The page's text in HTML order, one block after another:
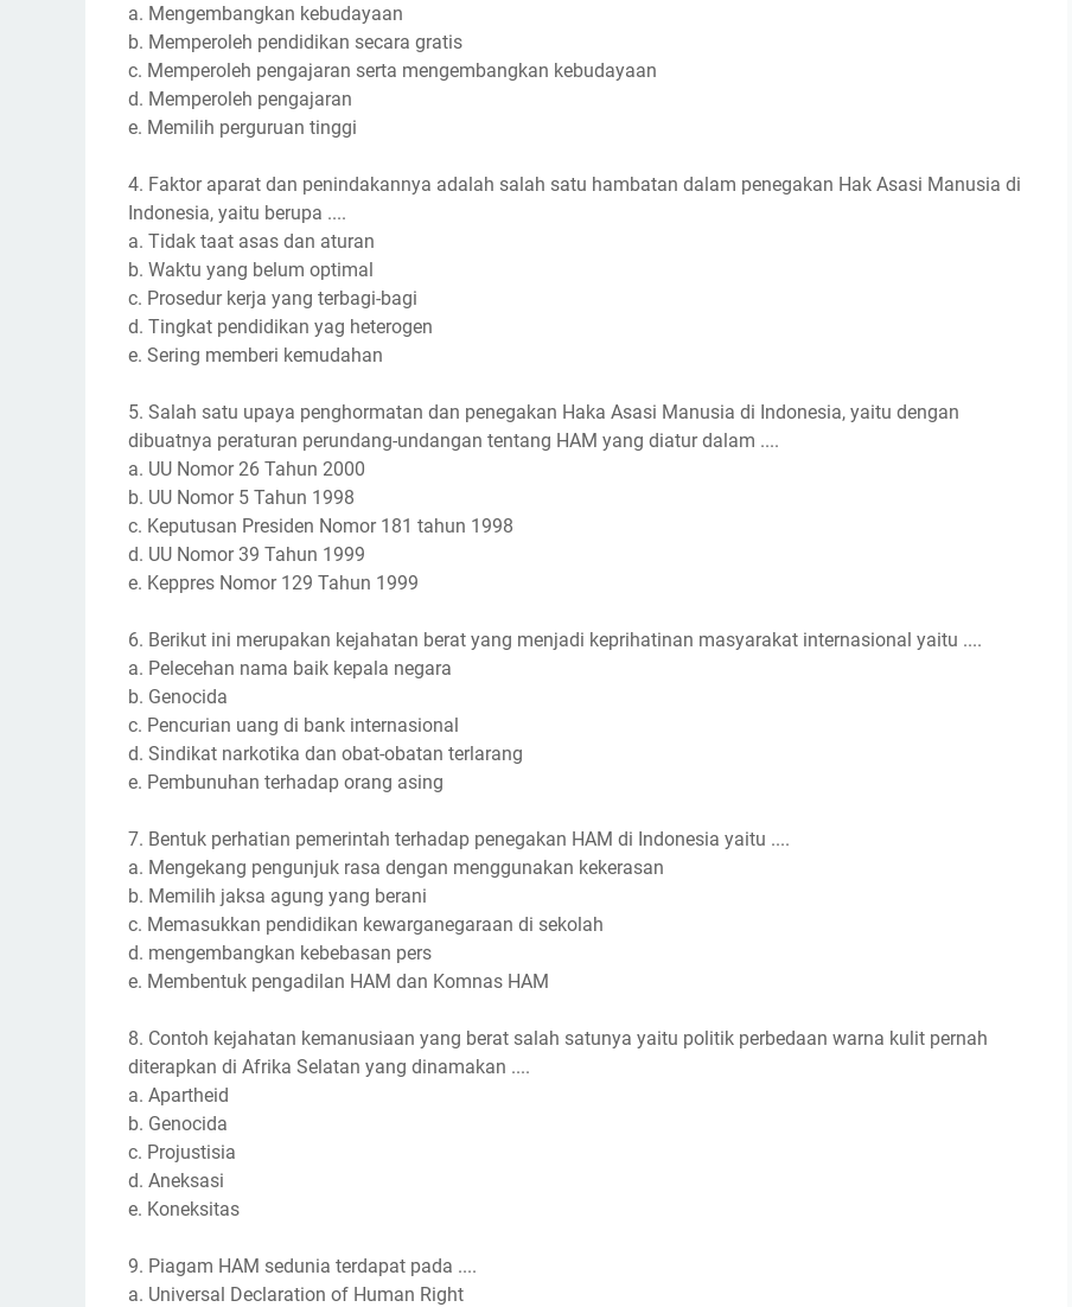
a. Mengembangkan kebudayaan
b. Memperoleh pendidikan secara gratis
c. Memperoleh pengajaran serta mengembangkan kebudayaan
d. Memperoleh pengajaran
e. Memilih perguruan tinggi
4. Faktor aparat dan penindakannya adalah salah satu hambatan dalam penegakan Hak Asasi Manusia di
Indonesia, yaitu berupa ....
a. Tidak taat asas dan aturan
b. Waktu yang belum optimal
c. Prosedur kerja yang terbagi-bagi
d. Tingkat pendidikan yag heterogen
e. Sering memberi kemudahan
5. Salah satu upaya penghormatan dan penegakan Haka Asasi Manusia di Indonesia, yaitu dengan
dibuatnya peraturan perundang-undangan tentang HAM yang diatur dalam ....
a. UU Nomor 26 Tahun 2000
b. UU Nomor 5 Tahun 1998
c. Keputusan Presiden Nomor 181 tahun 1998
d. UU Nomor 39 Tahun 1999
e. Keppres Nomor 129 Tahun 1999
6. Berikut ini merupakan kejahatan berat yang menjadi keprihatinan masyarakat internasional yaitu ....
a. Pelecehan nama baik kepala negara
b. Genocida
c. Pencurian uang di bank internasional
d. Sindikat narkotika dan obat-obatan terlarang
e. Pembunuhan terhadap orang asing
7. Bentuk perhatian pemerintah terhadap penegakan HAM di Indonesia yaitu ....
a. Mengekang pengunjuk rasa dengan menggunakan kekerasan
b. Memilih jaksa agung yang berani
c. Memasukkan pendidikan kewarganegaraan di sekolah
d. mengembangkan kebebasan pers
e. Membentuk pengadilan HAM dan Komnas HAM
8. Contoh kejahatan kemanusiaan yang berat salah satunya yaitu politik perbedaan warna kulit pernah
diterapkan di Afrika Selatan yang dinamakan ....
a. Apartheid
b. Genocida
c. Projustisia
d. Aneksasi
e. Koneksitas
9. Piagam HAM sedunia terdapat pada ....
a. Universal Declaration of Human Right